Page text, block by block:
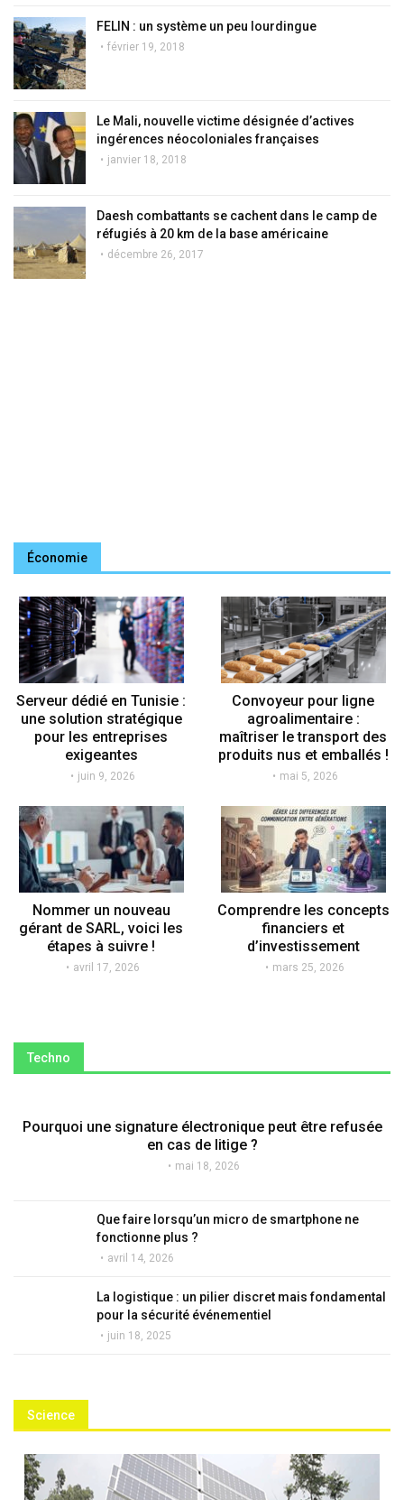
FELIN : un système un peu lourdingue
février 19, 2018
Le Mali, nouvelle victime désignée d’actives
ingérences néocoloniales françaises
janvier 18, 2018
Daesh combattants se cachent dans le camp de
réfugiés à 20 km de la base américaine
décembre 26, 2017
Économie
Serveur dédié en Tunisie :
une solution stratégique
pour les entreprises
exigeantes
juin 9, 2026
Convoyeur pour ligne
agroalimentaire :
maîtriser le transport des
produits nus et emballés !
mai 5, 2026
Nommer un nouveau
gérant de SARL, voici les
étapes à suivre !
avril 17, 2026
Comprendre les concepts
financiers et
d’investissement
mars 25, 2026
Techno
Pourquoi une signature électronique peut être refusée
en cas de litige ?
mai 18, 2026
Que faire lorsqu’un micro de smartphone ne
fonctionne plus ?
avril 14, 2026
La logistique : un pilier discret mais fondamental
pour la sécurité événementiel
juin 18, 2025
Science